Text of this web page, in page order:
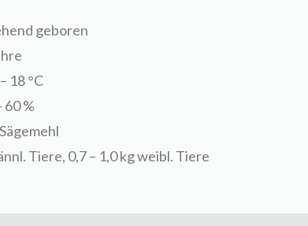
geboren
18 °C
%
Tiere, 0,7 – 1,0 kg weibl. Tiere